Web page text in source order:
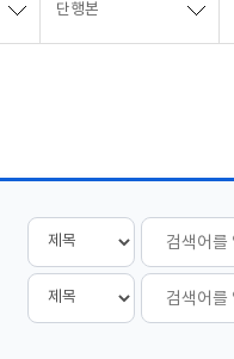
단행본